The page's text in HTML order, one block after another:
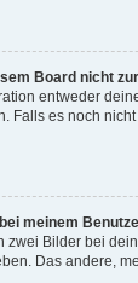
Board nicht
entweder
Falls es noch
meinem
zwei Bilder bei
Das andere,